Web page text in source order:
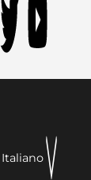
Italiano